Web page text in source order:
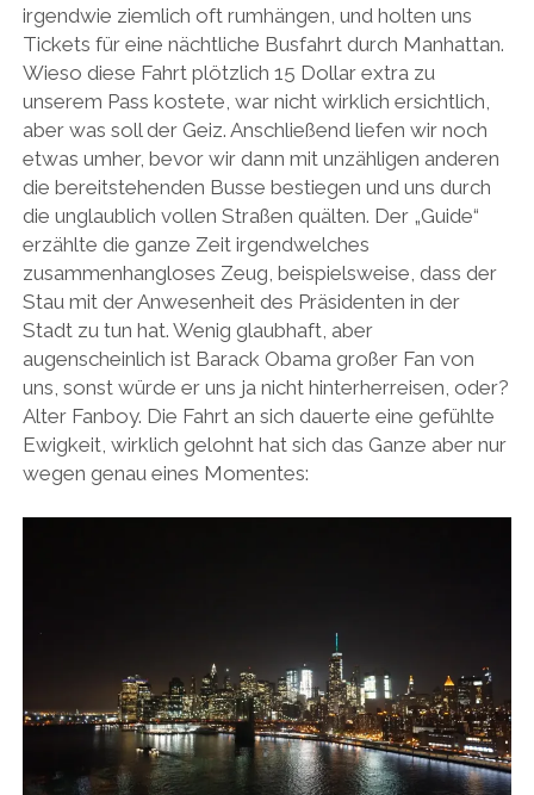
irgendwie ziemlich oft rumhängen, und holten uns
Tickets für eine nächtliche Busfahrt durch Manhattan.
Wieso diese Fahrt plötzlich 15 Dollar extra zu
unserem Pass kostete, war nicht wirklich ersichtlich,
aber was soll der Geiz. Anschließend liefen wir noch
etwas umher, bevor wir dann mit unzähligen anderen
die bereitstehenden Busse bestiegen und uns durch
die unglaublich vollen Straßen quälten. Der „Guide“
erzählte die ganze Zeit irgendwelches
zusammenhangloses Zeug, beispielsweise, dass der
Stau mit der Anwesenheit des Präsidenten in der
Stadt zu tun hat. Wenig glaubhaft, aber
augenscheinlich ist Barack Obama großer Fan von
uns, sonst würde er uns ja nicht hinterherreisen, oder?
Alter Fanboy. Die Fahrt an sich dauerte eine gefühlte
Ewigkeit, wirklich gelohnt hat sich das Ganze aber nur
wegen genau eines Momentes: